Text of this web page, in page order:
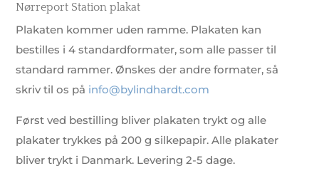
Nørreport Station plakat
Plakaten kommer uden ramme. Plakaten kan
bestilles i 4 standardformater, som alle passer til
standard rammer. Ønskes der andre formater, så
skriv til os på info@bylindhardt.com
Først ved bestilling bliver plakaten trykt og alle
plakater trykkes på 200 g silkepapir. Alle plakater
bliver trykt i Danmark. Levering 2-5 dage.